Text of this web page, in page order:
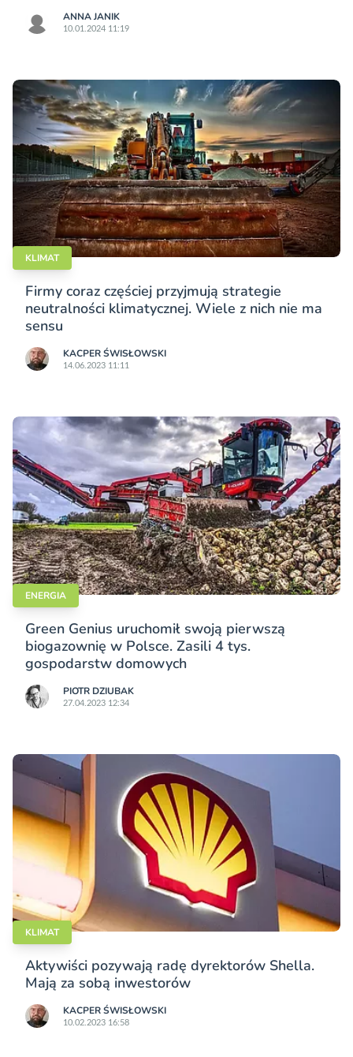
ANNA JANIK
10.01.2024 11:19
KLIMAT
Firmy coraz częściej przyjmują strategie
neutralności klimatycznej. Wiele z nich nie ma
sensu
KACPER ŚWISŁO­WSKI
14.06.2023 11:11
ENERGIA
Green Genius uruchomił swoją pierwszą
biogazownię w Polsce. Zasili 4 tys.
gospodarstw domowych
PIOTR DZIUBAK
27.04.2023 12:34
KLIMAT
Aktywiści pozywają radę dyrektorów Shella.
Mają za sobą inwestorów
KACPER ŚWISŁO­WSKI
10.02.2023 16:58